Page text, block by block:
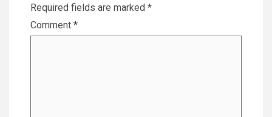
Required fields are marked *
Comment *